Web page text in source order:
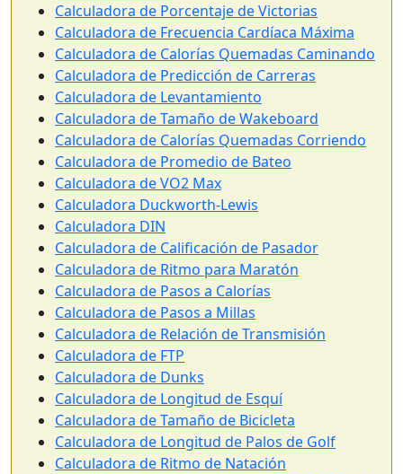
Calculadora de Porcentaje de Victorias
Calculadora de Frecuencia Cardíaca Máxima
Calculadora de Calorías Quemadas Caminando
Calculadora de Predicción de Carreras
Calculadora de Levantamiento
Calculadora de Tamaño de Wakeboard
Calculadora de Calorías Quemadas Corriendo
Calculadora de Promedio de Bateo
Calculadora de VO2 Max
Calculadora Duckworth-Lewis
Calculadora DIN
Calculadora de Calificación de Pasador
Calculadora de Ritmo para Maratón
Calculadora de Pasos a Calorías
Calculadora de Pasos a Millas
Calculadora de Relación de Transmisión
Calculadora de FTP
Calculadora de Dunks
Calculadora de Longitud de Esquí
Calculadora de Tamaño de Bicicleta
Calculadora de Longitud de Palos de Golf
Calculadora de Ritmo de Natación